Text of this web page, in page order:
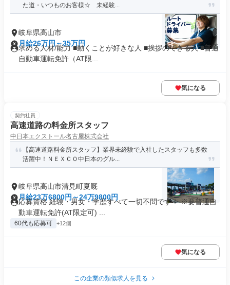
た道・いつものお客様☆ 未経験...
岐阜県高山市
月給26万円～35万円
求める人材/能力 ■動くことが好きな人 ■挨拶のできる人 ■普通
自動車運転免許（AT限...
気になる
契約社員
高速道路の料金所スタッフ
中日本エクストール名古屋株式会社
【高速道路料金所スタッフ】業界未経験で入社したスタッフも多数
活躍中！ＮＥＸＣＯ中日本のグル...
岐阜県高山市清見町夏厩
月給23万6800円～24万9800円
応募資格 経験・男女・学歴すべて一切不問です！ ※要普通自
動車運転免許(AT限定可) ...
60代も応募可 +12個
気になる
この企業の類似求人を見る